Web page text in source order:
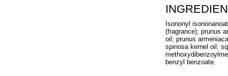
Isononyl
(fragrance); prunus
oil; prunus
spinosa kernel oil;
benzyl benzoate.